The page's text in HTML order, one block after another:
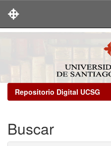
Repositorio Digital UCSG
Buscar